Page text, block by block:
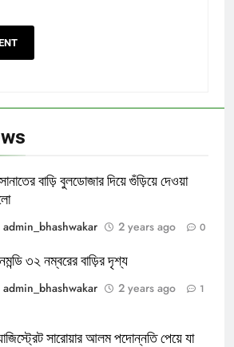
বাড়ি বুলডোজার দিয়ে গুঁড়িয়ে দেওয়া
admin_bhashwakar
2 years ago 0
৩২ নম্বরের বাড়ির দৃশ্য
admin_bhashwakar
2 years ago 1
সারোয়ার আলম পদোন্নতি পেয়ে যা